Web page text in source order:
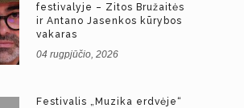
festivalyje – Zitos Bružaitės
ir Antano Jasenkos kūrybos
vakaras
04 rugpjūčio, 2026
Festivalis „Muzika erdvėje“